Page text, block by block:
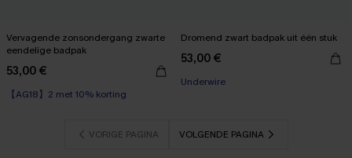
Vervagende zonsondergang zwarte
eendelige badpak
53,00 €
【AG18】2 met 10% korting
Dromend zwart badpak uit één stuk
53,00 €
【AG18】2 met 10% korting
Underwire
VORIGE PAGINA VOLGENDE PAGINA